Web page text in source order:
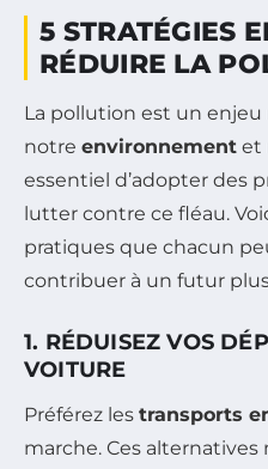
5 STRATÉGIES
RÉDUIRE LA
La pollution est un
notre environnement et
essentiel d’adopter des
lutter contre ce fléau.
pratiques que chacun
contribuer à un futur
1. RÉDUISEZ VOS
VOITURE
Préférez les transports
marche. Ces